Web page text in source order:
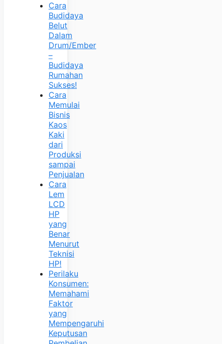
Cara
Budidaya
Belut
Dalam
Drum/Ember
–
Budidaya
Rumahan
Sukses!
Cara
Memulai
Bisnis
Kaos
Kaki
dari
Produksi
sampai
Penjualan
Cara
Lem
LCD
HP
yang
Benar
Menurut
Teknisi
HP!
Perilaku
Konsumen:
Memahami
Faktor
yang
Mempengaruhi
Keputusan